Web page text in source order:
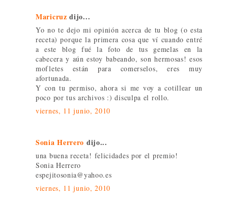
Maricruz dijo...
Yo no te dejo mi opinión acerca de tu blog (o esta
receta) porque la primera cosa que ví cuando entré
a este blog fué la foto de tus gemelas en la
cabecera y aún estoy babeando, son hermosas! esos
mofletes están para comerselos, eres muy
afortunada.
Y con tu permiso, ahora si me voy a cotillear un
poco por tus archivos :) disculpa el rollo.
viernes, 11 junio, 2010
Sonia Herrero dijo...
una buena receta! felicidades por el premio!
Sonia Herrero
espejitosonia@yahoo.es
viernes, 11 junio, 2010